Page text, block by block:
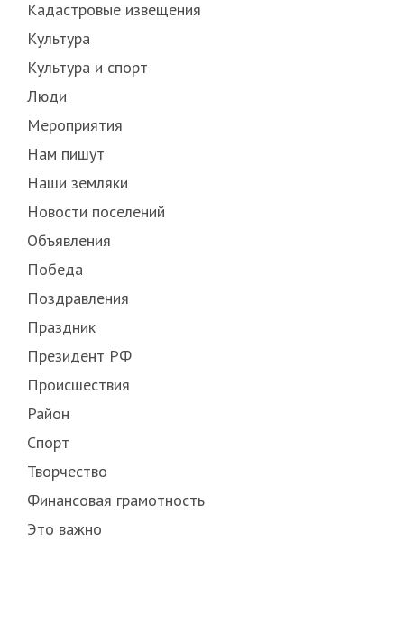
Кадастровые извещения
Культура
Культура и спорт
Люди
Мероприятия
Нам пишут
Наши земляки
Новости поселений
Объявления
Победа
Поздравления
Праздник
Президент РФ
Происшествия
Район
Спорт
Творчество
Финансовая грамотность
Это важно